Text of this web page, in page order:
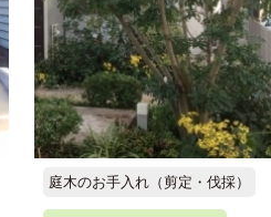
庭木のお手入れ（剪定・伐採）